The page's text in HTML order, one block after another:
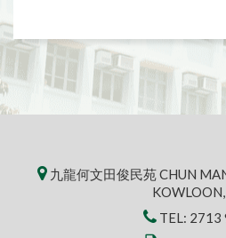
九龍何文田俊民苑 CHUN
TEL: 2713